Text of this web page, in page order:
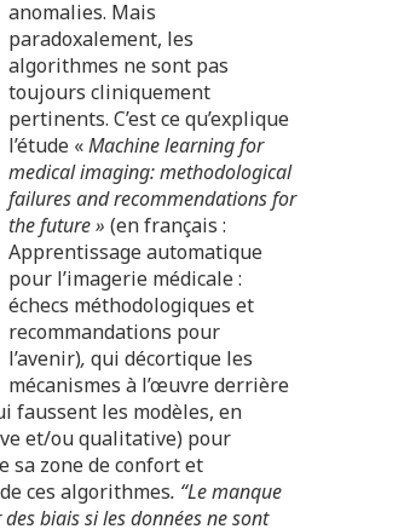
anomalies. Mais
paradoxalement, les
algorithmes ne sont pas
toujours cliniquement
pertinents. C’est ce qu’explique
l’étude «Machine learning for
medical imaging: methodological
failures and recommendations for
the future » (en français :
Apprentissage automatique
pour l’imagerie médicale :
échecs méthodologiques et
recommandations pour
l’avenir), qui décortique les
mécanismes à l’œuvre derrière
faussent les modèles, en
et/ou qualitative) pour
sa zone de confort et
ces algorithmes. “Le manque
biais si les données ne sont